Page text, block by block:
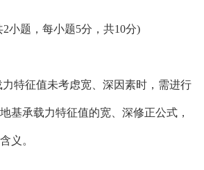
小题，每小题5分，共10分)
征值未考虑宽、深因素时，需进行
基承载力特征值的宽、深修正公式，
义。